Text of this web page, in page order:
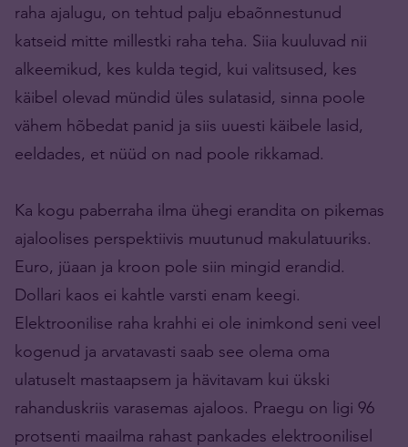
raha ajalugu, on tehtud palju ebaõnnestunud
katseid mitte millestki raha teha. Siia kuuluvad nii
alkeemikud, kes kulda tegid, kui valitsused, kes
käibel olevad mündid üles sulatasid, sinna poole
vähem hõbedat panid ja siis uuesti käibele lasid,
eeldades, et nüüd on nad poole rikkamad.
Ka kogu paberraha ilma ühegi erandita on pikemas
ajaloolises perspektiivis muutunud makulatuuriks.
Euro, jüaan ja kroon pole siin mingid erandid.
Dollari kaos ei kahtle varsti enam keegi.
Elektroonilise raha krahhi ei ole inimkond seni veel
kogenud ja arvatavasti saab see olema oma
ulatuselt mastaapsem ja hävitavam kui ükski
rahanduskriis varasemas ajaloos. Praegu on ligi 96
protsenti maailma rahast pankades elektroonilisel